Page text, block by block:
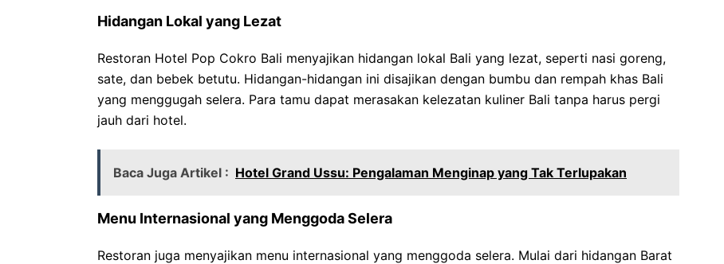
Hidangan Lokal yang Lezat
Restoran Hotel Pop Cokro Bali menyajikan hidangan lokal Bali yang lezat, seperti nasi goreng,
sate, dan bebek betutu. Hidangan-hidangan ini disajikan dengan bumbu dan rempah khas Bali
yang menggugah selera. Para tamu dapat merasakan kelezatan kuliner Bali tanpa harus pergi
jauh dari hotel.
Baca Juga Artikel : Hotel Grand Ussu: Pengalaman Menginap yang Tak Terlupakan
Menu Internasional yang Menggoda Selera
Restoran juga menyajikan menu internasional yang menggoda selera. Mulai dari hidangan Barat